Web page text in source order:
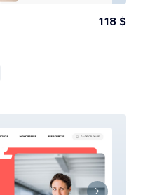
118 $